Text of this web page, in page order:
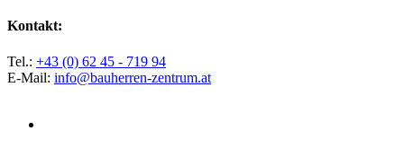
Kontakt:
Tel.: +43 (0) 62 45 - 719 94
E-Mail: info@bauherren-zentrum.at